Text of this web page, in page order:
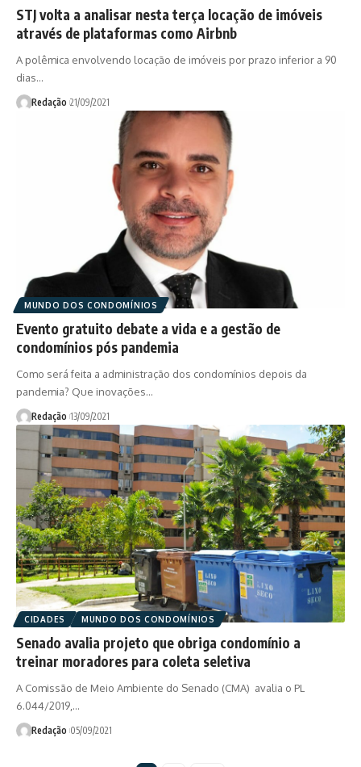
STJ volta a analisar nesta terça locação de imóveis
através de plataformas como Airbnb
A polêmica envolvendo locação de imóveis por prazo inferior a 90
dias…
Redação 21/09/2021
MUNDO DOS CONDOMÍNIOS
Evento gratuito debate a vida e a gestão de
condomínios pós pandemia
Como será feita a administração dos condomínios depois da
pandemia? Que inovações…
Redação 13/09/2021
CIDADES MUNDO DOS CONDOMÍNIOS
Senado avalia projeto que obriga condomínio a
treinar moradores para coleta seletiva
A Comissão de Meio Ambiente do Senado (CMA) avalia o PL
6.044/2019,…
Redação 05/09/2021